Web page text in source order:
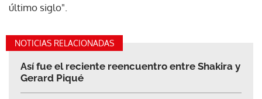
último siglo".
NOTICIAS RELACIONADAS
Así fue el reciente reencuentro entre Shakira y
Gerard Piqué